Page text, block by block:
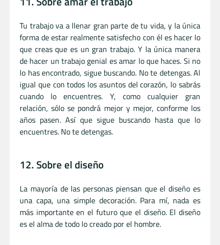
Tu trabajo va a llenar gran parte de tu vida, y la única
forma de estar realmente satisfecho con él es hacer lo
que creas que es un gran trabajo. Y la única manera
de hacer un trabajo genial es amar lo que haces. Si no
lo has encontrado, sigue buscando. No te detengas. Al
igual que con todos los asuntos del corazón, lo sabrás
cuando lo encuentres. Y, como cualquier gran
relación, sólo se pondrá mejor y mejor, conforme los
años pasen. Así que sigue buscando hasta que lo
encuentres. No te detengas.
12. Sobre el diseño
La mayoría de las personas piensan que el diseño es
una capa, una simple decoración. Para mí, nada es
más importante en el futuro que el diseño. El diseño
es el alma de todo lo creado por el hombre.